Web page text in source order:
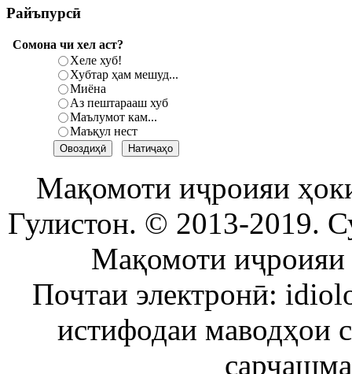
Райъпурсӣ
Сомона чи хел аст?
Хеле хуб!
Хубтар ҳам мешуд...
Миёна
Аз пештарааш хуб
Маълумот кам...
Маъқул нест
Мақомоти иҷроияи
Гулистон. © 2013-2019.
Мақомоти иҷроияи
Почтаи электронӣ:
истифодаи маводҳои